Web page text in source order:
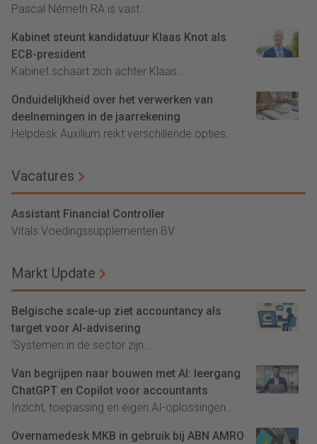
Pascal Németh RA is vast...
Kabinet steunt kandidatuur Klaas Knot als
ECB-president
Kabinet schaart zich achter Klaas...
Onduidelijkheid over het verwerken van
deelnemingen in de jaarrekening
Helpdesk Auxilium reikt verschillende opties...
Vacatures
Assistant Financial Controller
Vitals Voedingssupplementen BV
Markt Update
Belgische scale-up ziet accountancy als
target voor AI-advisering
'Systemen in de sector zijn...
Van begrijpen naar bouwen met AI: leergang
ChatGPT en Copilot voor accountants
Inzicht, toepassing en eigen AI-oplossingen...
Overnamedesk MKB in gebruik bij ABN AMRO